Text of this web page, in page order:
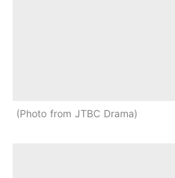
Photo from JTBC Drama